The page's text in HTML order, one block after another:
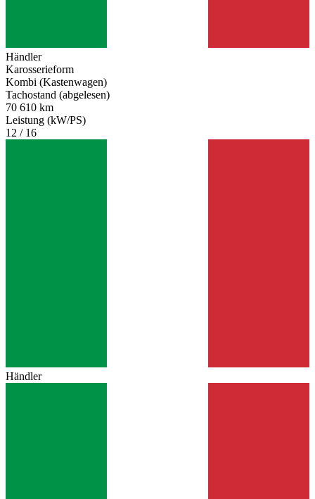
Händler
Karosserieform
Kombi (Kastenwagen)
Tachostand (abgelesen)
70 610 km
Leistung (kW/PS)
12 / 16
Händler